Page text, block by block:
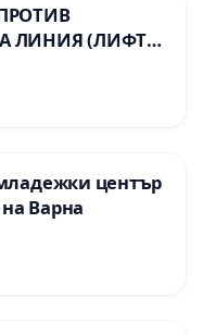
ЛИНИЯ (ЛИФТ)
център
Варна